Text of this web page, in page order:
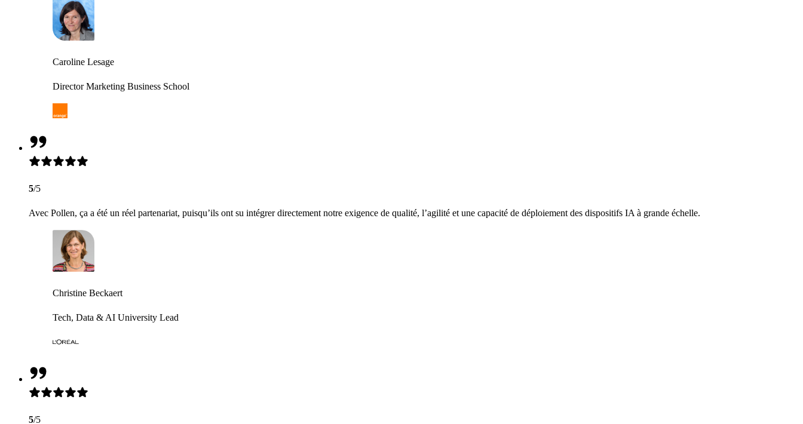
Caroline Lesage
Director Marketing Business School
5/5
Avec Pollen, ça a été un réel partenariat, puisqu’ils ont su intégrer directement notre exigence de qualité, l’agilité et une capacité de déploiement des dispositifs IA à grande échelle.
Christine Beckaert
Tech, Data & AI University Lead
5/5